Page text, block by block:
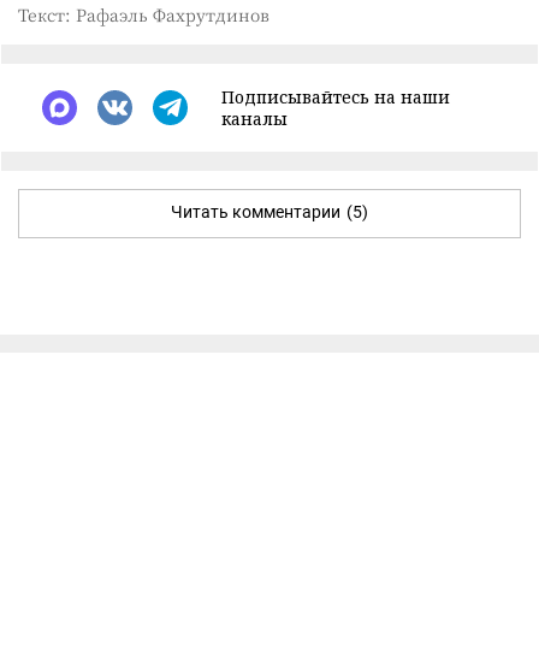
Текст: Рафаэль Фахрутдинов
Подписывайтесь на наши
каналы
Читать комментарии (5)